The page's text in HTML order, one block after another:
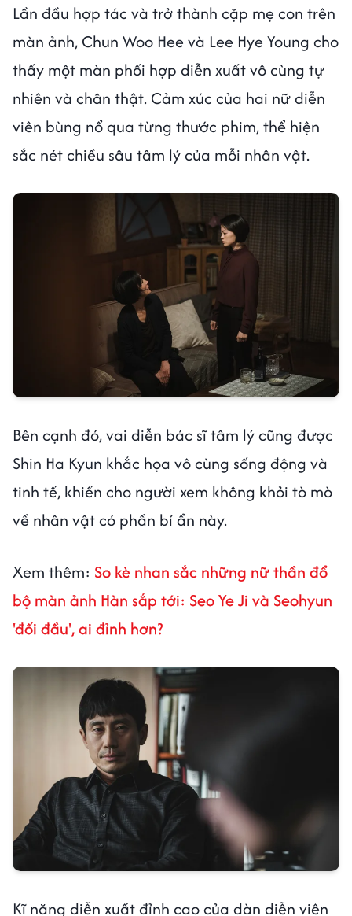
Lần đầu hợp tác và trở thành cặp mẹ con trên
màn ảnh, Chun Woo Hee và Lee Hye Young cho
thấy một màn phối hợp diễn xuất vô cùng tự
nhiên và chân thật. Cảm xúc của hai nữ diễn
viên bùng nổ qua từng thước phim, thể hiện
sắc nét chiều sâu tâm lý của mỗi nhân vật.
Bên cạnh đó, vai diễn bác sĩ tâm lý cũng được
Shin Ha Kyun khắc họa vô cùng sống động và
tinh tế, khiến cho người xem không khỏi tò mò
về nhân vật có phần bí ẩn này.
Xem thêm: So kè nhan sắc những nữ thần đổ
bộ màn ảnh Hàn sắp tới: Seo Ye Ji và Seohyun
'đối đầu', ai đỉnh hơn?
Kĩ năng diễn xuất đỉnh cao của dàn diễn viên